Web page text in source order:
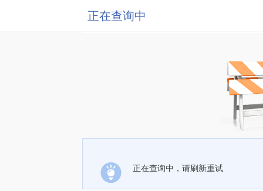
正在查询中
正在查询中，请刷新重试